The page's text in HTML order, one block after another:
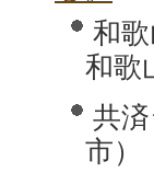
和
和歌
共
市）